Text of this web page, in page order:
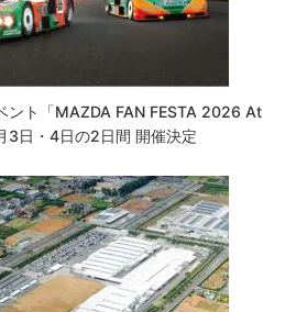
ント「MAZDA FAN FESTA 2026 At
3日・4日の2日間 開催決定